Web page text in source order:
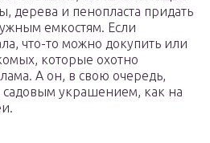
дерева и пенопласта придать
емкостям. Если
что-то можно докупить или
которые охотно
А он, в свою очередь,
украшением, как на